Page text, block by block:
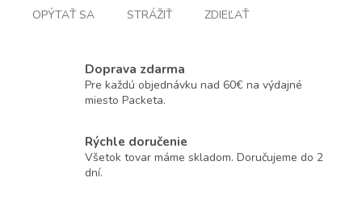
OPÝTAŤ SA STRÁŽIŤ ZDIEĽAŤ
Doprava zdarma
Pre každú objednávku nad 60€ na výdajné
miesto Packeta.
Rýchle doručenie
Všetok tovar máme skladom. Doručujeme do 2
dní.